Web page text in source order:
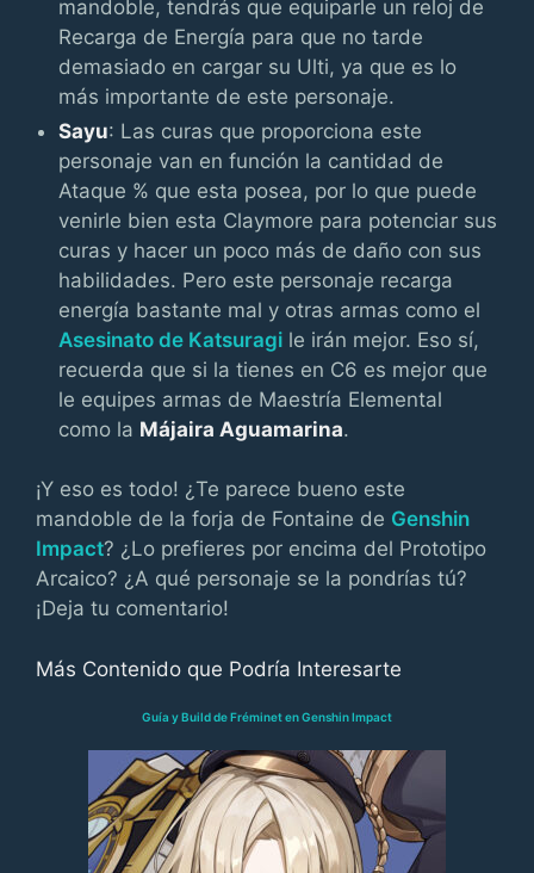
mandoble, tendrás que equiparle un reloj de
Recarga de Energía para que no tarde
demasiado en cargar su Ulti, ya que es lo
más importante de este personaje.
Sayu: Las curas que proporciona este
personaje van en función la cantidad de
Ataque % que esta posea, por lo que puede
venirle bien esta Claymore para potenciar sus
curas y hacer un poco más de daño con sus
habilidades. Pero este personaje recarga
energía bastante mal y otras armas como el
Asesinato de Katsuragi le irán mejor. Eso sí,
recuerda que si la tienes en C6 es mejor que
le equipes armas de Maestría Elemental
como la Májaira Aguamarina.
¡Y eso es todo! ¿Te parece bueno este
mandoble de la forja de Fontaine de Genshin
Impact? ¿Lo prefieres por encima del Prototipo
Arcaico? ¿A qué personaje se la pondrías tú?
¡Deja tu comentario!
Más Contenido que Podría Interesarte
Guía y Build de Fréminet en Genshin Impact